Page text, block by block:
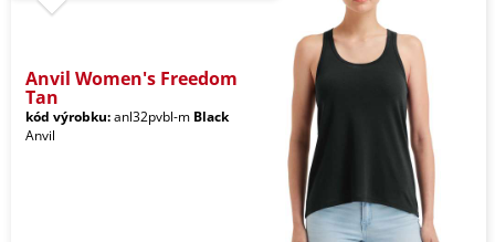
Anvil Women's Freedom
Tan
kód výrobku:anl32pvbl-m Black
Anvil